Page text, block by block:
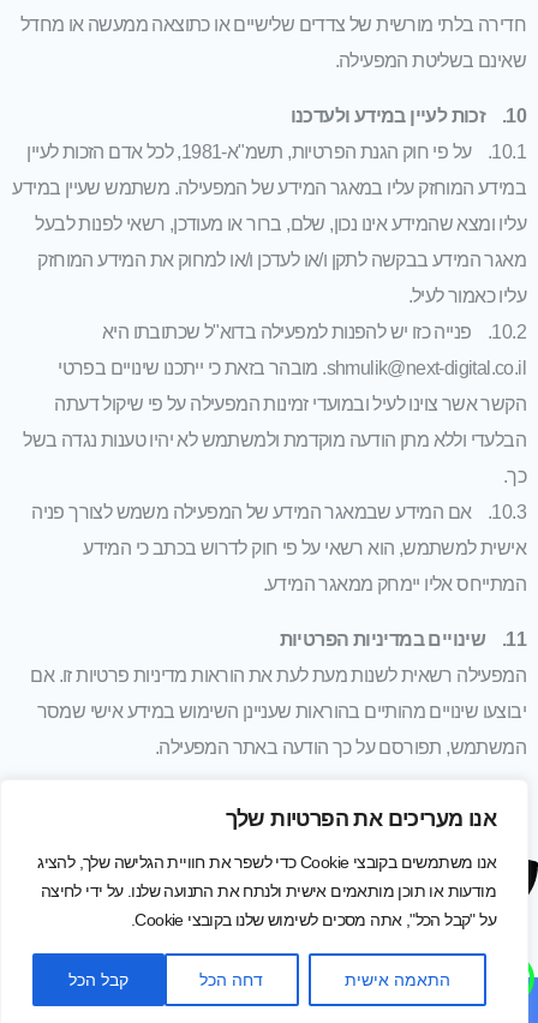
אנו מעריכים את הפרטיות שלך
אנו משתמשים בקובצי Cookie כדי לשפר את חוויית הגלישה שלך, להציג
מודעות או תוכן מותאמים אישית ולנתח את התנועה שלנו. על ידי לחיצה
על "קבל הכל", אתה מסכים לשימוש שלנו בקובצי Cookie.
התאמה אישית דחה הכל קבל הכל
חדירה בלתי מורשית של צדדים שלישיים או כתוצאה ממעשה או מחדל
שאינם בשליטת המפעילה.
10. זכות לעיין במידע ולעדכנו
10.1. על פי חוק הגנת הפרטיות, תשמ"א-1981, לכל אדם הזכות לעיין
במידע המוחזק עליו במאגר המידע של המפעילה. משתמש שעיין במידע
עליו ומצא שהמידע אינו נכון, שלם, ברור או מעודכן, רשאי לפנות לבעל
מאגר המידע בבקשה לתקן ו/או לעדכן ו/או למחוק את המידע המוחזק
עליו כאמור לעיל.
10.2. פנייה כזו יש להפנות למפעילה בדוא"ל שכתובתו היא
shmulik@next-digital.co.il. מובהר בזאת כי ייתכנו שינויים בפרטי
הקשר אשר צוינו לעיל ובמועדי זמינות המפעילה על פי שיקול דעתה
הבלעדי וללא מתן הודעה מוקדמת ולמשתמש לא יהיו טענות נגדה בשל
כך.
10.3. אם המידע שבמאגר המידע של המפעילה משמש לצורך פניה
אישית למשתמש, הוא רשאי על פי חוק לדרוש בכתב כי המידע
המתייחס אליו יימחק ממאגר המידע.
11. שינויים במדיניות הפרטיות
המפעילה רשאית לשנות מעת לעת את הוראות מדיניות פרטיות זו. אם
יבוצעו שינויים מהותיים בהוראות שעניינן השימוש במידע אישי שמסר
המשתמש, תפורסם על כך הודעה באתר המפעילה.
הצהרת נגישות
מידיניות אתר
© כל הזכויות שמורות ל s-digital